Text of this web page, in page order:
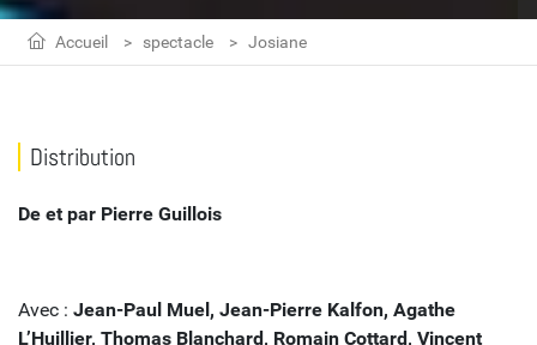
Accueil spectacle Josiane
Distribution
De et par Pierre Guillois
Avec : Jean-Paul Muel, Jean-Pierre Kalfon, Agathe
L’Huillier, Thomas Blanchard, Romain Cottard, Vincent